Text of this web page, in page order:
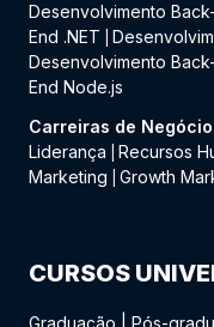
Desenvolvimento
End .NET
Desenvolvimento
End Node.js
Carreiras de
Liderança
Recursos
Marketing
Growth
CURSOS